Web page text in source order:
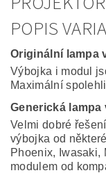
POPIS
Originální lampa
Výbojka i modul
Maximální
Generická
Velmi dobré
výbojka od
Phoenix, Iwasaki,
modulem od